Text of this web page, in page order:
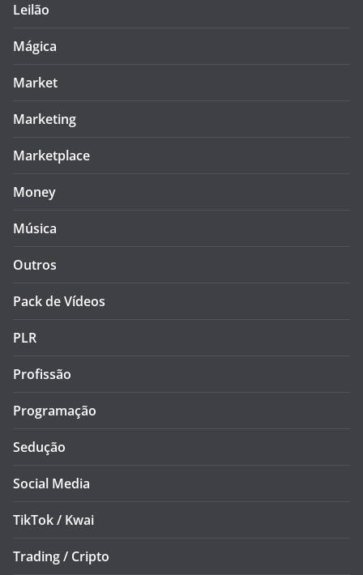
Leilão
Mágica
Market
Marketing
Marketplace
Money
Música
Outros
Pack de Vídeos
PLR
Profissão
Programação
Sedução
Social Media
TikTok / Kwai
Trading / Cripto